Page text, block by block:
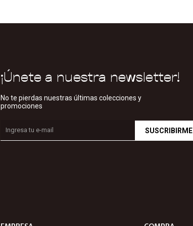
¡Únete a nuestra newsletter!
No te pierdas nuestras últimas colecciones y
promociones
SUSCRIBIRME